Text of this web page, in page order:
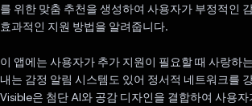
를 위한 맞춤 추천을 생성하여 사용자가 부정적인
효과적인 지원 방법을 알려줍니다.
이 앱에는 사용자가 추가 지원이 필요할 때 사랑하
내는 감정 알림 시스템도 있어 정서적 네트워크를
Visible은 첨단 AI와 공감 디자인을 결합하여 사용